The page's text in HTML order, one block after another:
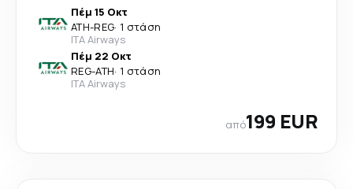
Πέμ 15 Οκτ
ATH-REG· 1 στάση
ITA Airways
Πέμ 22 Οκτ
REG-ATH· 1 στάση
ITA Airways
από199 EUR